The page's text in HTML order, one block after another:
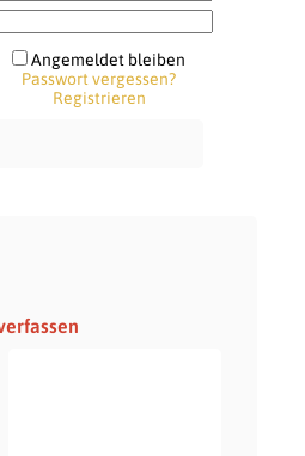
Angemeldet bleiben
Passwort vergessen?
Registrieren